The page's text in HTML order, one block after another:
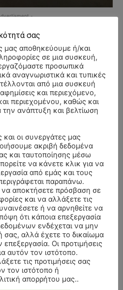
-
ΚΗΔΕΙΑ – ΔΕΥΤΕΡΑ 3/8/2026 –
91
3/8/2026 – ΔΗΜΗΤΡΙΟΣ Σ.
– ΠΑΡΑΣΚΕΥΗ 31/7/2026 –
ΕΤΩΝ 27
σας
μας αποθηκεύουμε ή/και
σε μια συσκευή,
προσωπικά
αναγνωριστικά και τυπικές
από μια συσκευή
και περιεχόμενο,
περιεχομένου, καθώς και
την ανάπτυξη και βελτίωση
και οι συνεργάτες μας
ακριβή δεδομένα
και ταυτοποίησης μέσω
να κάνετε κλικ για να
από εμάς και τους
παραπάνω.
να αποκτήσετε πρόσβαση σε
και να αλλάξετε τις
ή να αρνηθείτε να
ότι κάποια επεξεργασία
ενδέχεται να μην
σας, αλλά έχετε το δικαίωμα
Οι προτιμήσεις
αυτόν τον ιστότοπο.
τις προτιμήσεις σας
τον ιστότοπο ή
απορρήτου μας..